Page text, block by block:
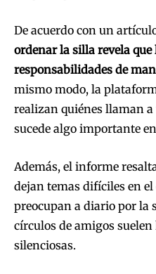
De acuerdo con un
ordenar la silla revela
responsabilidades de
mismo modo, la
realizan quiénes llaman
sucede algo importante
Además, el informe
dejan temas difíciles en el
preocupan a diario por la
círculos de amigos suelen
silenciosas.